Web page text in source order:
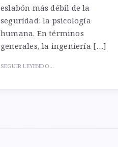
eslabón más débil de la
seguridad: la psicología
humana. En términos
generales, la ingeniería […]
SEGUIR LEYENDO...